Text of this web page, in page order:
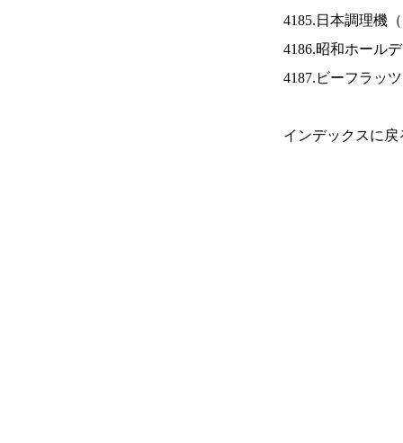
4185.日本調理機（
4186.昭和ホール
4187.ビーフラッ
インデックスに戻